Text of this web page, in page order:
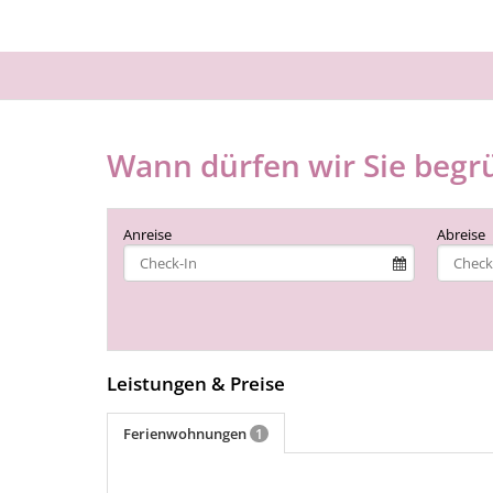
Wann dürfen wir Sie
Anreise Abreise
Leistungen & Preise
Ferienwohnungen 1